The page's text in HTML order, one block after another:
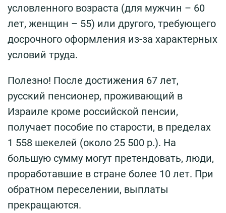
условленного возраста (для мужчин – 60
лет, женщин – 55) или другого, требующего
досрочного оформления из-за характерных
условий труда.
Полезно! После достижения 67 лет,
русский пенсионер, проживающий в
Израиле кроме российской пенсии,
получает пособие по старости, в пределах
1 558 шекелей (около 25 500 р.). На
большую сумму могут претендовать, люди,
проработавшие в стране более 10 лет. При
обратном переселении, выплаты
прекращаются.